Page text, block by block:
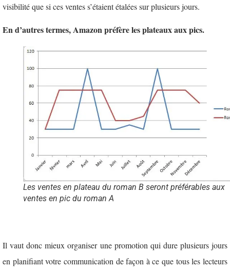
visibilité que si ces ventes s’étaient étalées sur plusieurs jours.
En d’autres termes, Amazon préfère les plateaux aux pics.
Les ventes en plateau du roman B seront préférables aux
ventes en pic du roman A
Il vaut donc mieux organiser une promotion qui dure plusieurs jours
en planifiant votre communication de façon à ce que tous les lecteurs